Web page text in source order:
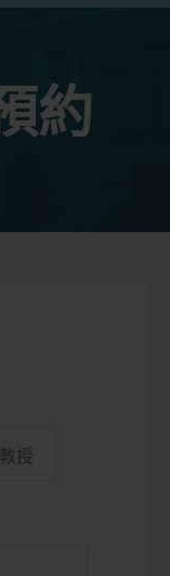
約
教授